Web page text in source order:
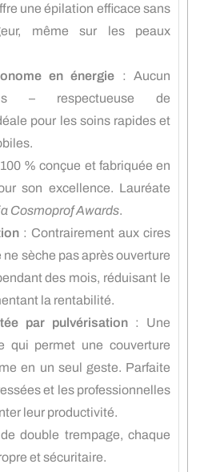
une épilation efficace sans
même sur les peaux
en énergie : Aucun
– respectueuse de
pour les soins rapides et
% conçue et fabriquée en
son excellence. Lauréate
Cosmoprof Awards.
: Contrairement aux cires
sèche pas après ouverture
des mois, réduisant le
la rentabilité.
par pulvérisation : Une
qui permet une couverture
en un seul geste. Parfaite
et les professionnelles
leur productivité.
double trempage, chaque
et sécuritaire.